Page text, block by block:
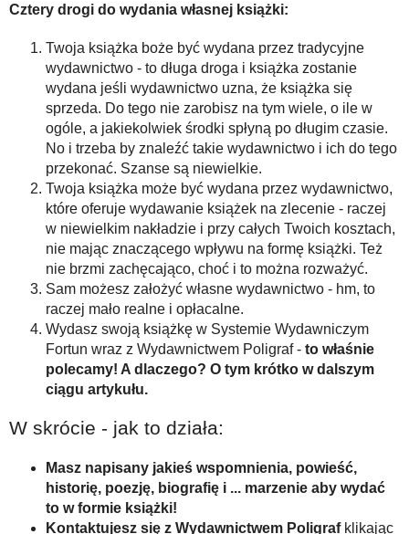
Cztery drogi do wydania własnej książki:
Twoja książka boże być wydana przez tradycyjne
wydawnictwo - to długa droga i książka zostanie
wydana jeśli wydawnictwo uzna, że książka się
sprzeda. Do tego nie zarobisz na tym wiele, o ile w
ogóle, a jakiekolwiek środki spłyną po długim czasie.
No i trzeba by znaleźć takie wydawnictwo i ich do tego
przekonać. Szanse są niewielkie.
Twoja książka może być wydana przez wydawnictwo,
które oferuje wydawanie książek na zlecenie - raczej
w niewielkim nakładzie i przy całych Twoich kosztach,
nie mając znaczącego wpływu na formę książki. Też
nie brzmi zachęcająco, choć i to można rozważyć.
Sam możesz założyć własne wydawnictwo - hm, to
raczej mało realne i opłacalne.
Wydasz swoją książkę w Systemie Wydawniczym
Fortun wraz z Wydawnictwem Poligraf - to właśnie
polecamy! A dlaczego? O tym krótko w dalszym
ciągu artykułu.
W skrócie - jak to działa:
Masz napisany jakieś wspomnienia, powieść,
historię, poezję, biografię i ... marzenie aby wydać
to w formie książki!
Kontaktujesz się z Wydawnictwem Poligrafklikając